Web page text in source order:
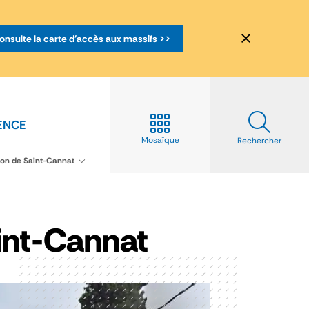
la carte d'accès aux massifs >>
Mosaïque
Rechercher
de Saint-Cannat
Cannat